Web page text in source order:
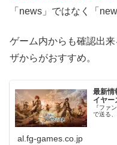
「news」ではなく「
ゲーム内からも確認出
ザからがおすすめ。
最新情
イヤー
『ファ
で送る
al.fg-games.co.jp